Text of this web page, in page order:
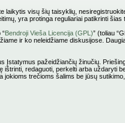
laikytis visų šių taisyklių,
yra protinga reguliariai patikrinti šias
“Bendroji Vieša Licencija (GPL)” (toliau
ir ko neleidžiame diskusijose.
Įstatymus pažeidžiančių žinučių.
redaguoti, perkelti arba uždaryti
trečioms šalims be jūsų sutikimo,